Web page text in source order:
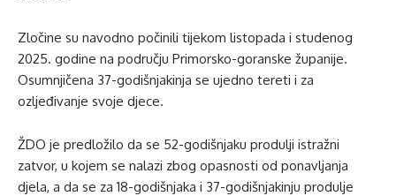
Zločine su navodno počinili tijekom listopada i studenog
2025. godine na području Primorsko-goranske županije.
Osumnjičena 37-godišnjakinja se ujedno tereti i za
ozljeđivanje svoje djece.
ŽDO je predložilo da se 52-godišnjaku produlji istražni
zatvor, u kojem se nalazi zbog opasnosti od ponavljanja
djela, a da se za 18-godišnjaka i 37-godišnjakinju produlje